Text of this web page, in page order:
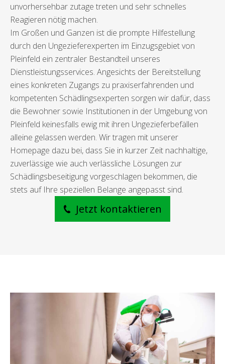
unvorhersehbar zutage treten und sehr schnelles
Reagieren nötig machen.
Im Großen und Ganzen ist die prompte Hilfestellung
durch den Ungezieferexperten im Einzugsgebiet von
Pleinfeld ein zentraler Bestandteil unseres
Dienstleistungsservices. Angesichts der Bereitstellung
eines konkreten Zugangs zu praxiserfahrenden und
kompetenten Schädlingsexperten sorgen wir dafür, dass
die Bewohner sowie Institutionen in der Umgebung von
Pleinfeld keinesfalls ewig mit ihren Ungezieferbefällen
alleine gelassen werden. Wir tragen mit unserer
Homepage dazu bei, dass Sie in kurzer Zeit nachhaltige,
zuverlässige wie auch verlässliche Lösungen zur
Schädlingsbeseitigung vorgeschlagen bekommen, die
stets auf Ihre speziellen Belange angepasst sind.
Jetzt kontaktieren